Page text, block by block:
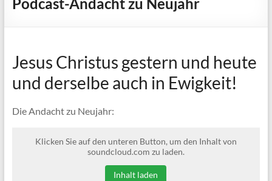
Jesus Christus gestern und heute
und derselbe auch in Ewigkeit!
Die Andacht zu Neujahr:
Klicken Sie auf den unteren Button, um den Inhalt von
soundcloud.com zu laden.
Inhalt laden